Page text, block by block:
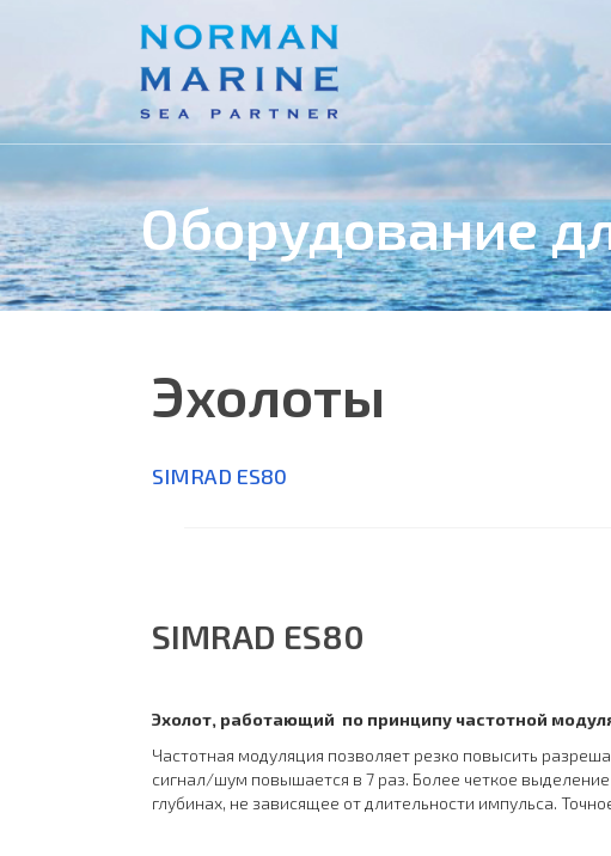
Оборудование
Эхолоты
SIMRAD ES80
SIMRAD ES80
Эхолот, работающий по принципу частотной
Частотная модуляция позволяет резко повысить
сигнал/шум повышается в 7 раз. Более четкое
глубинах, не зависящее от длительности импульса.